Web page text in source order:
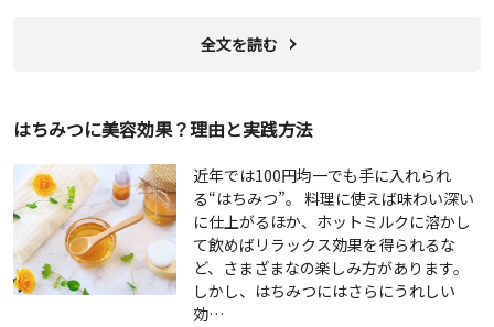
全文を読む
はちみつに美容効果？理由と実践方法
近年では100円均一でも手に入れられ
る“はちみつ”。 料理に使えば味わい深い
に仕上がるほか、ホットミルクに溶かし
て飲めばリラックス効果を得られるな
ど、さまざまなの楽しみ方があります。
しかし、はちみつにはさらにうれしい
効…